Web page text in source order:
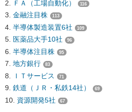
ＦＡ（工場自動化） 116
金融注目株 113
半導体製造装置6社 109
医薬品大手10社 96
半導体注目株 95
地方銀行 83
ＩＴサービス 71
鉄道（ＪＲ・私鉄14社） 69
資源開発5社 67